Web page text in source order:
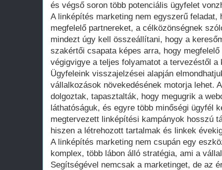
és végső soron több potenciális ügyfelet
A linképítés marketing nem egyszerű feladat,
megfelelő partnereket, a célközönségnek
mindezt úgy kell összeállítani, hogy a
szakértői csapata képes arra, hogy
végigvigye a teljes folyamatot a tervezéstől a
Ügyfeleink visszajelzései alapján
vállalkozások növekedésének motorja lehet.
dolgoztak, tapasztalták, hogy megugrik a
láthatóságuk, és egyre több minőségi ügyfél
megtervezett linképítési kampányok hosszú
hiszen a létrehozott tartalmak és linkek
A linképítés marketing nem csupán egy
komplex, több lábon álló stratégia, ami a
Segítségével nemcsak a marketinget, de az